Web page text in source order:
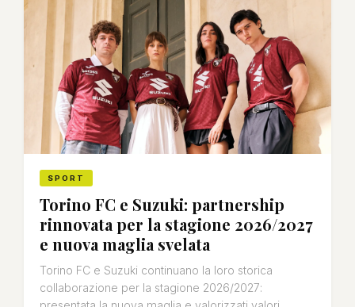
SPORT
Torino FC e Suzuki: partnership
rinnovata per la stagione 2026/2027
e nuova maglia svelata
Torino FC e Suzuki continuano la loro storica
collaborazione per la stagione 2026/2027: